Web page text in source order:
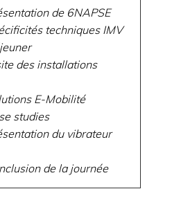
de 6NAPSE
techniques IMV
des installations
E-Mobilité
studies
du vibrateur
de la journée